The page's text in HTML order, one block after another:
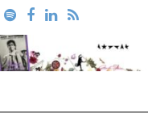
Search for: